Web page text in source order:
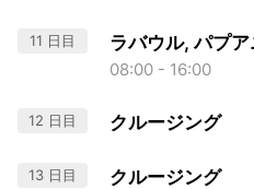
11 日目 ラバウル, パプ
08:00 - 16:00
12 日目 クルージング
13 日目 クルージング